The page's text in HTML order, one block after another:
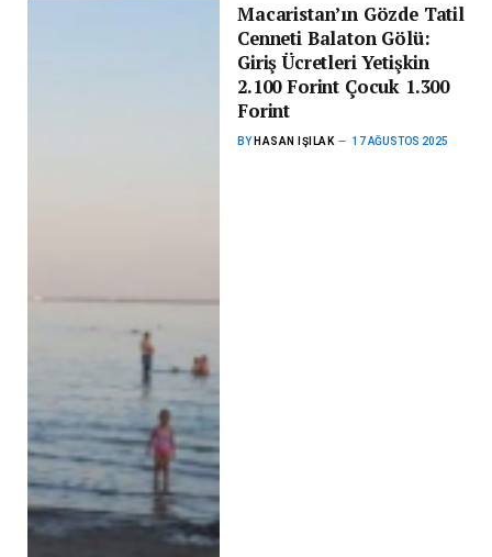
Macaristan’ın Gözde Tatil
Cenneti Balaton Gölü:
Giriş Ücretleri Yetişkin
2.100 Forint Çocuk 1.300
Forint
BY HASAN IŞILAK 17 AĞUSTOS 2025